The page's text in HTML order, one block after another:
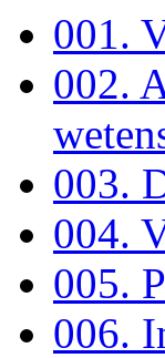
001.
002.
003.
004.
005.
006.